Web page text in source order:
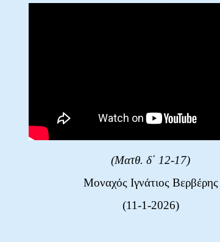
(Ματθ. δ΄ 12-17)
Μοναχός Ιγνάτιος Βερβέρης
(11-1-2026)